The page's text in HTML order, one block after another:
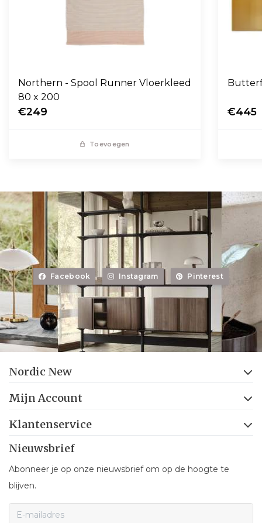
Northern - Spool Runner Vloerkleed
80 x 200
€249
Toevoegen
€445
Facebook Instagram Pinterest
Nordic New
Mijn Account
Klantenservice
Nieuwsbrief
Abonneer je op onze nieuwsbrief om op de hoogte te
blijven.